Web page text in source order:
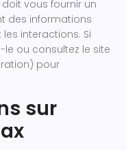
vous fournir un
des informations
interactions. Si
ou consultez le site
pour
sur